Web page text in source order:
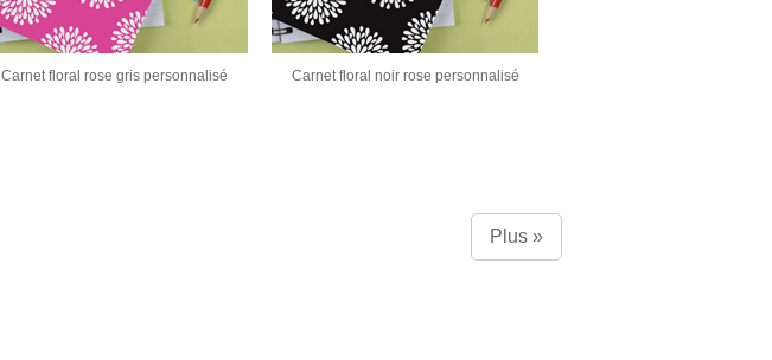
Carnet floral rose gris personnalisé Carnet floral noir rose personnalisé
Plus »